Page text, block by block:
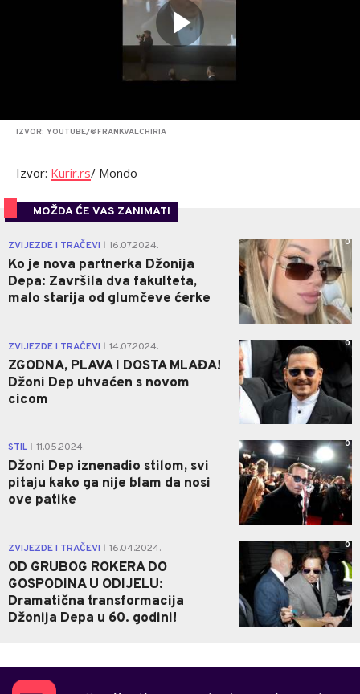
IZVOR: YOUTUBE/@FRANKVALCHIRIA
Izvor: Kurir.rs/ Mondo
MOŽDA ĆE VAS ZANIMATI
ZVIJEZDE I TRAČEVI 16.07.2024.
Ko je nova partnerka Džonija
Depa: Završila dva fakulteta,
malo starija od glumčeve ćerke
0
ZVIJEZDE I TRAČEVI 14.07.2024.
ZGODNA, PLAVA I DOSTA MLAĐA!
Džoni Dep uhvaćen s novom
cicom
0
STIL 11.05.2024.
Džoni Dep iznenadio stilom, svi
pitaju kako ga nije blam da nosi
ove patike
0
ZVIJEZDE I TRAČEVI 16.04.2024.
OD GRUBOG ROKERA DO
GOSPODINA U ODIJELU:
Dramatična transformacija
Džonija Depa u 60. godini!
0